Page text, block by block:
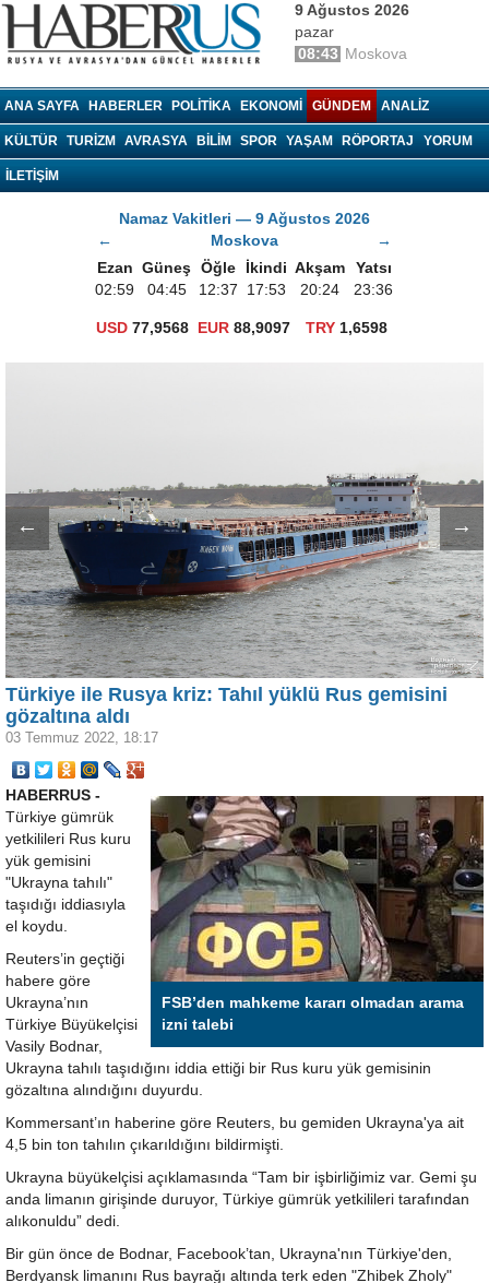
9 Ağustos 2026
pazar
08:43 Moskova
ANA SAYFA HABERLER POLITIKA EKONOMI GÜNDEM ANALIZ
KÜLTÜR TURIZM AVRASYA BILIM SPOR YAŞAM RÖPORTAJ YORUM
İLETİŞİM
Namaz Vakitleri — 9 Ağustos 2026
←
Moskova
→
Ezan Güneş Öğle İkindi Akşam
Yatsı
02:59
04:45 12:37 17:53 20:24 23:36
USD 77,9568 EUR 88,9097 TRY1,6598
← →
Türkiye ile Rusya kriz: Tahıl yüklü Rus gemisini
gözaltına aldı
03 Temmuz 2022, 18:17
FSB’den mahkeme kararı olmadan arama
izni talebi
HABERRUS -
Türkiye gümrük
yetkilileri Rus kuru
yük gemisini
"Ukrayna tahılı"
taşıdığı iddiasıyla
el koydu.
Reuters’in geçtiği
habere göre
Ukrayna’nın
Türkiye Büyükelçisi
Vasily Bodnar,
Ukrayna tahılı taşıdığını iddia ettiği bir Rus kuru yük gemisinin
gözaltına alındığını duyurdu.
Kommersant’ın haberine göre Reuters, bu gemiden Ukrayna'ya ait
4,5 bin ton tahılın çıkarıldığını bildirmişti.
Ukrayna büyükelçisi açıklamasında “Tam bir işbirliğimiz var. Gemi şu
anda limanın girişinde duruyor, Türkiye gümrük yetkilileri tarafından
alıkonuldu” dedi.
Bir gün önce de Bodnar, Facebook’tan, Ukrayna'nın Türkiye'den,
Berdyansk limanını Rus bayrağı altında terk eden "Zhibek Zholy"